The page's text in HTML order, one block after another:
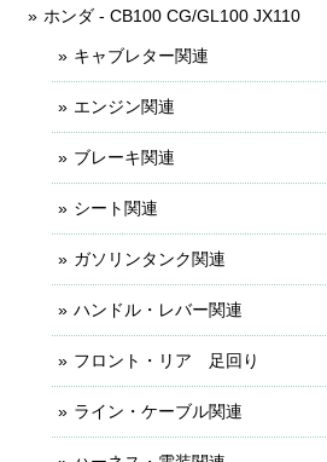
ホンダ - CB100 CG/GL100 JX110
キャブレター関連
エンジン関連
ブレーキ関連
シート関連
ガソリンタンク関連
ハンドル・レバー関連
フロント・リア 足回り
ライン・ケーブル関連